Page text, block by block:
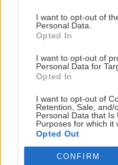
I want to opt-out of
Personal Data.
Opted In
I want to opt-out of
Personal Data for
Opted In
I want to opt-out of
Retention, Sale, and/
Personal Data that Is
Purposes for which it
Opted Out
CONFIRM
ΕΛΛΑΔΑ
Αλλάζουν όλα στον
χώρα με το νέο
Υποχώρησε
τον Ιούλιο
ενέργεια
GOSSIP -
Οι πόζες
με μαγιό